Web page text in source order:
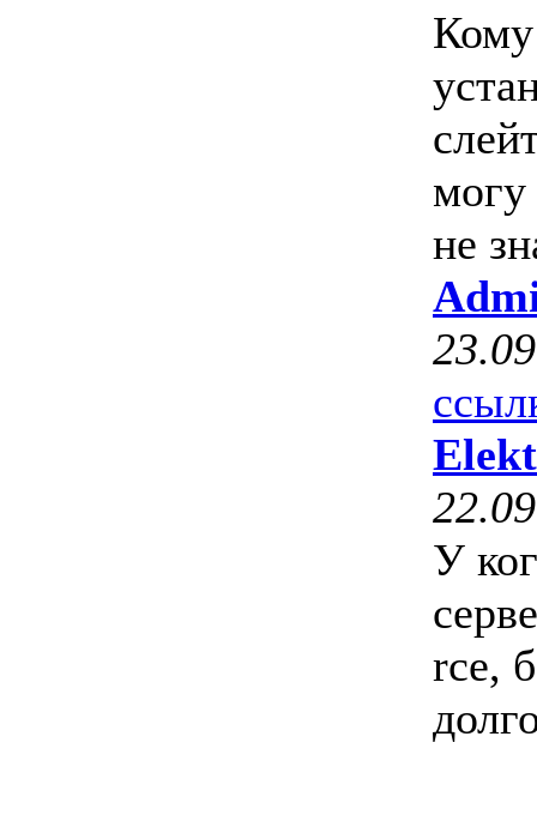
Кому
могу
не
У
rce,